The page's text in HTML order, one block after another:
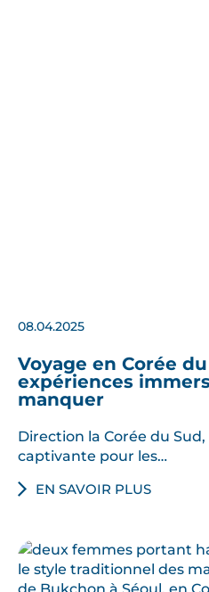
08.04.2025
Voyage en Corée
expériences
manquer
Direction la Corée du
captivante pour les…
EN SAVOIR PLUS